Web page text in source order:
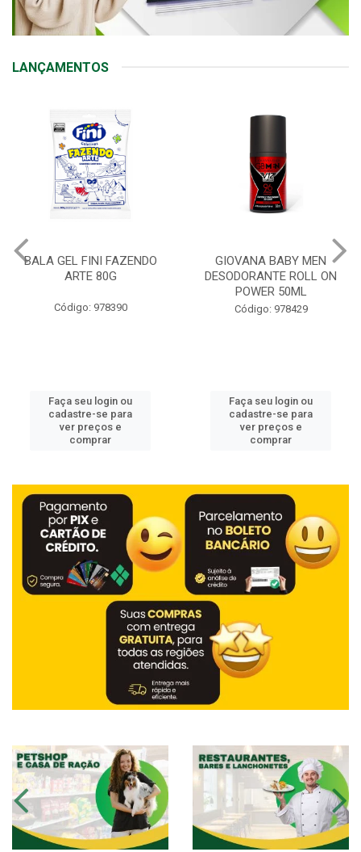
LANÇAMENTOS
BALA GEL FINI FAZENDO
ARTE 80G
Código: 978390
Faça seu login ou
cadastre-se para
ver preços e
comprar
GIOVANA BABY MEN
DESODORANTE ROLL ON
POWER 50ML
Código: 978429
Faça seu login ou
cadastre-se para
ver preços e
comprar